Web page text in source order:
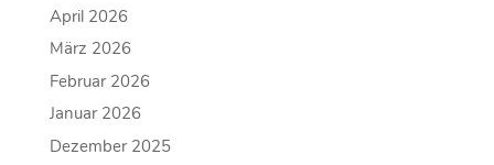
April 2026
März 2026
Februar 2026
Januar 2026
Dezember 2025